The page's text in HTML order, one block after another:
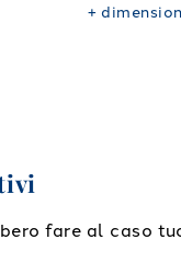
+
fare al caso